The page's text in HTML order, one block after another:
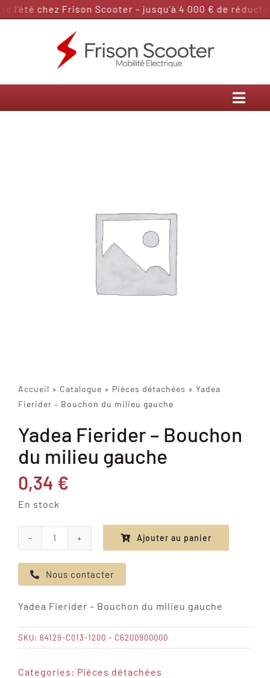
Passer
l’été chez Frison Scooter – jusqu’à 4 000 € de
Accueil » Catalogue » Pièces détachées » Yadea
Fierider – Bouchon du milieu gauche
Yadea Fierider – Bouchon
du milieu gauche
0,34 €
En stock
de
Yadea
-
Bouchon
du
Ajouter au panier
Nous contacter
Yadea Fierider – Bouchon du milieu gauche
SKU: 64129-C013-1200 - C6200900000
Categories: Pièces détachées